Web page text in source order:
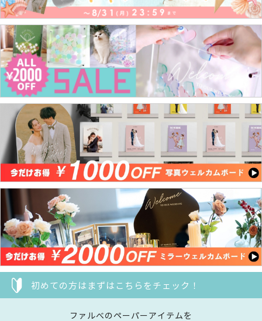
初めての方はまずはこちらをチェック！
ファルべのペーパーアイテムを